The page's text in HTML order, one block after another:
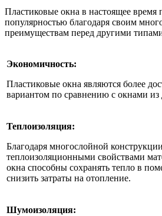
Пластиковые окна в настоящее время
популярностью благодаря своим
преимуществам перед другими
Экономичность:
Пластиковые окна являются более
вариантом по сравнению с окнами
Теплоизоляция:
Благодаря многослойной
теплоизоляционными свойствами
окна способны сохранять тепло в
снизить затраты на отопление.
Шумоизоляция: